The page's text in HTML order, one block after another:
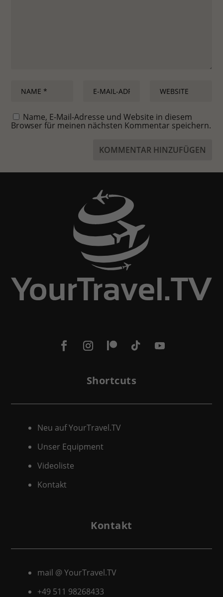
Name, E-Mail-Adresse und Website in diesem
Browser für meinen nächsten Kommentar speichern.
Shortcuts
Neu auf YourTravel.TV
Unser Equipment
Videoliste
Kontakt
Kontakt
mail @ YourTravel.TV
+49 511 98268433